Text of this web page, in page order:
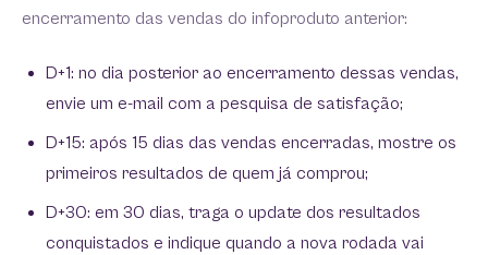
encerramento das vendas do infoproduto anterior:
D+1: no dia posterior ao encerramento dessas vendas,
envie um e-mail com a pesquisa de satisfação;
D+15: após 15 dias das vendas encerradas, mostre os
primeiros resultados de quem já comprou;
D+30: em 30 dias, traga o update dos resultados
conquistados e indique quando a nova rodada vai